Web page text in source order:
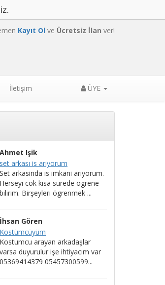
Kayıt Ol ve Ücretsiz İlan ver!
İletişim ÜYE
Ahmet Işik
set arkası is ariyorum
Set arkasinda is imkani ariyorum.
Herseyi cok kisa surede ögrene
bilirim. Birşeyleri ögrenmek ...
İhsan Gören
Kostümcüyüm
Kostumcu arayan arkadaşlar
varsa duyurulur işe ihtiyacım var
05369414379 05457300599...